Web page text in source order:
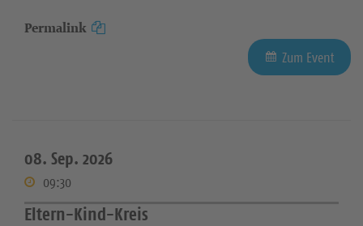
Permalink
Zum Event
08. Sep. 2026
09:30
Eltern-Kind-Kreis